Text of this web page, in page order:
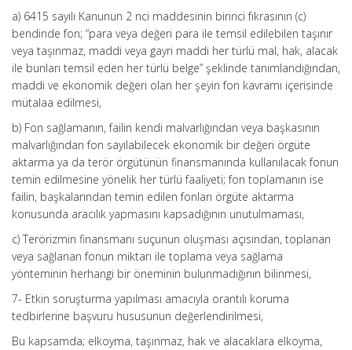
a) 6415 sayılı Kanunun 2 nci maddesinin birinci fıkrasının (c)
bendinde fon; “para veya değeri para ile temsil edilebilen taşınır
veya taşınmaz, maddi veya gayri maddi her türlü mal, hak, alacak
ile bunları temsil eden her türlü belge” şeklinde tanımlandığından,
maddi ve ekonomik değeri olan her şeyin fon kavramı içerisinde
mütalaa edilmesi,
b) Fon sağlamanın, failin kendi malvarlığından veya başkasının
malvarlığından fon sayılabilecek ekonomik bir değeri örgüte
aktarma ya da terör örgütünün finansmanında kullanılacak fonun
temin edilmesine yönelik her türlü faaliyeti; fon toplamanın ise
failin, başkalarından temin edilen fonları örgüte aktarma
konusunda aracılık yapmasını kapsadığının unutulmaması,
c) Terörizmin finansmanı suçunun oluşması açısından, toplanan
veya sağlanan fonun miktarı ile toplama veya sağlama
yönteminin herhangi bir öneminin bulunmadığının bilinmesi,
7- Etkin soruşturma yapılması amacıyla orantılı koruma
tedbirlerine başvuru hususunun değerlendirilmesi,
Bu kapsamda; elkoyma, taşınmaz, hak ve alacaklara elkoyma,